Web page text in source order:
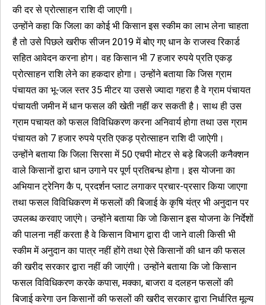
की दर से प्रोत्साहन राशि दी जाएगी।
उन्होंने कहा कि जिला का कोई भी किसान इस स्कीम का लाभ लेना चाहता
है तो उसे पिछले खरीफ सीजन 2019 में बोए गए धान के राजस्व रिकार्ड
सहित आवेदन करना होग। वह किसान भी 7 हजार रुपये प्रति एकड़
प्रोत्साहन राशि लेने का हकदार होगा। उन्होंने बताया कि जिस ग्राम
पंचायत का भू-जल स्तर 35 मीटर या उससे ज्यादा गहरा है वे ग्राम पंचायत
पंचायती जमीन में धान फसल की खेती नहीं कर सकती है। साथ ही उस
ग्राम पचायत को फसल विविधिकरण करना अनिवार्य होगा तथा उस ग्राम
पंचायत को 7 हजार रुपये प्रति एकड़ प्रोत्साहन राशि दी जाऐगी।
उन्होंने बताया कि जिला सिरसा में 50 एचपी मोटर से बड़े बिजली कनैक्शन
वाले किसानों द्वारा धान उगाने पर पूर्ण प्रतिबन्ध होगा। इस योजना का
अभियान ट्रेनिग कै प, प्रदर्शन प्लाट लगाकर प्रचार-प्रसार किया जाएगा
तथा फसल विविधिकरण में फसलों की बिजाई के कृषि यंत्र भी अनुदान पर
उपलब्ध करवाए जाएंगे। उन्होंने बताया कि जो किसान इस योजना के निर्देशों
की पालना नहीं करता है वे किसान विभाग द्वारा दी जाने वाली किसी भी
स्कीम में अनुदान का पात्र नहीं होंगे तथा ऐसे किसानों की धान की फसल
की खरीद सरकार द्वारा नहीं की जाएंगी। उन्होंने बताया कि जो किसान
फसल विविधिकरण करके कपास, मक्का, बाजरा व दलहन फसलों की
बिजाई करेगा उन किसानों की फसलों की खरीद सरकार द्वारा निर्धारित मूल्य